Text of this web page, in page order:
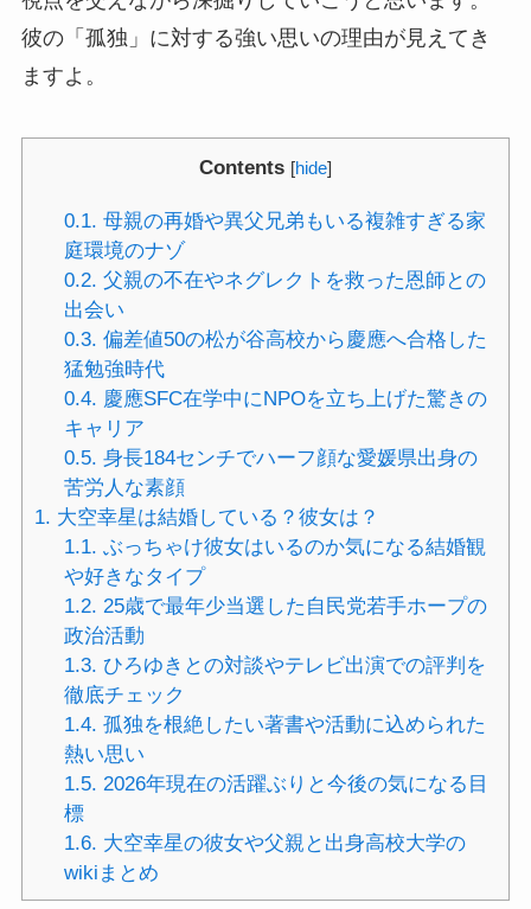
彼の「孤独」に対する強い思いの理由が見えてき
ますよ。
Contents [hide]
0.1. 母親の再婚や異父兄弟もいる複雑すぎる家
庭環境のナゾ
0.2. 父親の不在やネグレクトを救った恩師との
出会い
0.3. 偏差値50の松が谷高校から慶應へ合格した
猛勉強時代
0.4. 慶應SFC在学中にNPOを立ち上げた驚きの
キャリア
0.5. 身長184センチでハーフ顔な愛媛県出身の
苦労人な素顔
1. 大空幸星は結婚している？彼女は？
1.1. ぶっちゃけ彼女はいるのか気になる結婚観
や好きなタイプ
1.2. 25歳で最年少当選した自民党若手ホープの
政治活動
1.3. ひろゆきとの対談やテレビ出演での評判を
徹底チェック
1.4. 孤独を根絶したい著書や活動に込められた
熱い思い
1.5. 2026年現在の活躍ぶりと今後の気になる目
標
1.6. 大空幸星の彼女や父親と出身高校大学の
wikiまとめ